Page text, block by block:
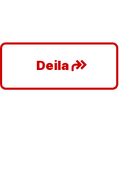
Deilagoogle_plus_reshare